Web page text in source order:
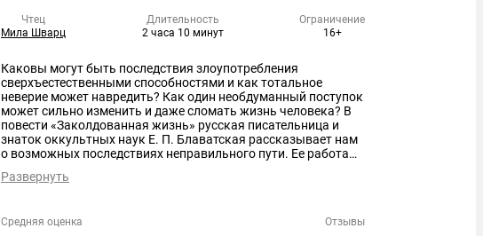
Чтец
Мила Шварц
Длительность
2 часа 10 минут
Ограничение
16+
Каковы могут быть последствия злоупотребления
сверхъестественными способностями и как тотальное
неверие может навредить? Как один необдуманный поступок
может сильно изменить и даже сломать жизнь человека? В
повести «Заколдованная жизнь» русская писательница и
знаток оккультных наук Е. П. Блаватская рассказывает нам
о возможных последствиях неправильного пути. Ее работа
сверхъестественных способностей, тайнах сновидений,
Развернуть
Средняя оценка Отзывы